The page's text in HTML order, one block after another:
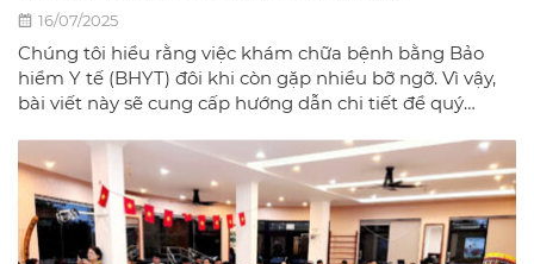
16/07/2025
Chúng tôi hiểu rằng việc khám chữa bệnh bằng Bảo
hiểm Y tế (BHYT) đôi khi còn gặp nhiều bỡ ngỡ. Vì vậy,
bài viết này sẽ cung cấp hướng dẫn chi tiết để quý
quả nhất tại phòng khám đa khoa Bác sĩ gia đình hà
Nội.